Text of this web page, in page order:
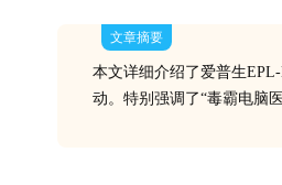
文章摘要
本文详细介绍了爱普生
动。特别强调了“毒霸电脑